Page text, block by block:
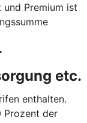
Premium ist
etc.
enthalten.
Prozent der